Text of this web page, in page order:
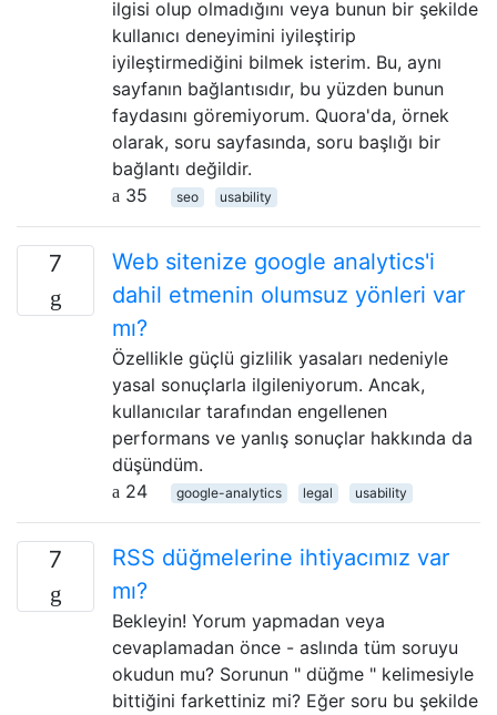
ilgisi olup olmadığını veya bunun bir şekilde
kullanıcı deneyimini iyileştirip
iyileştirmediğini bilmek isterim. Bu, aynı
sayfanın bağlantısıdır, bu yüzden bunun
faydasını göremiyorum. Quora'da, örnek
olarak, soru sayfasında, soru başlığı bir
bağlantı değildir.
35
seo usability
7
Web sitenize google analytics'i
dahil etmenin olumsuz yönleri var
mı?
Özellikle güçlü gizlilik yasaları nedeniyle
yasal sonuçlarla ilgileniyorum. Ancak,
kullanıcılar tarafından engellenen
performans ve yanlış sonuçlar hakkında da
düşündüm.
24
google-analytics legal usability
7
RSS düğmelerine ihtiyacımız var
mı?
Bekleyin! Yorum yapmadan veya
cevaplamadan önce - aslında tüm soruyu
okudun mu? Sorunun " düğme " kelimesiyle
bittiğini farkettiniz mi? Eğer soru bu şekilde